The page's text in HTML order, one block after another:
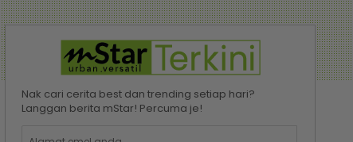
Nak cari cerita best dan trending setiap hari?
Langgan berita mStar! Percuma je!